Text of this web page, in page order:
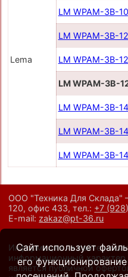
Lema
LM WPAM-3B-
LM WPAM-3B-
LM WPAM-3B-
LM WPAM-3B-
LM WPAM-3B-
LM WPAM-3B-
LM WPAM-3B-
ООО "Техника Для
120, офис 433,тел.: +7
E-mail: zakaz@pt-36.ru
Информация на сайте
информационный характер
является публичной
Сайт использует
его